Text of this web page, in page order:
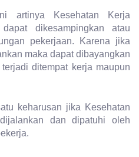
artinya Kesehatan Kerja
dikesampingkan atau
pekerjaan. Karena jika
maka dapat dibayangkan
ditempat kerja maupun
keharusan jika Kesehatan
dan dipatuhi oleh